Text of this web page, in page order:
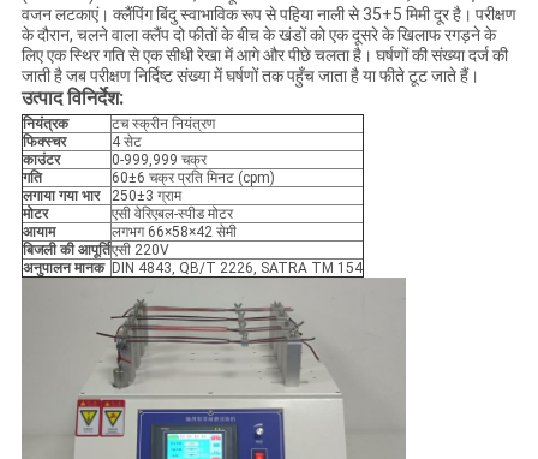
वजन लटकाएं। क्लैंपिंग बिंदु स्वाभाविक रूप से पहिया नाली से 35+5 मिमी दूर है। परीक्षण
के दौरान, चलने वाला क्लैंप दो फीतों के बीच के खंडों को एक दूसरे के खिलाफ रगड़ने के
लिए एक स्थिर गति से एक सीधी रेखा में आगे और पीछे चलता है। घर्षणों की संख्या दर्ज की
जाती है जब परीक्षण निर्दिष्ट संख्या में घर्षणों तक पहुँच जाता है या फीते टूट जाते हैं।
उत्पाद विनिर्देश:
नियंत्रक
टच स्क्रीन नियंत्रण
फिक्स्चर
4 सेट
काउंटर
0-999,999 चक्र
गति
60±6 चक्र प्रति मिनट (cpm)
लगाया गया भार
250±3 ग्राम
मोटर
एसी वेरिएबल-स्पीड मोटर
आयाम
लगभग 66×58×42 सेमी
बिजली की आपूर्तिएसी 220V
अनुपालन मानक DIN 4843, QB/T 2226, SATRA TM 154